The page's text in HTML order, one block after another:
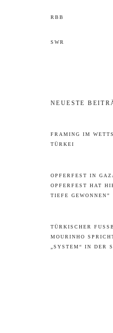
RBB
SWR
NEUESTE
FRAMING IM
TÜRKEI
OPFERFEST IN
OPFERFEST HAT
TIEFE GEWONNEN”
TÜRKISCHER
OURINHO SPRICHT
SYSTEM“ IN DER